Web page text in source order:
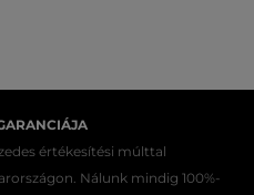
értékesítési múlttal
Nálunk mindig 100%-